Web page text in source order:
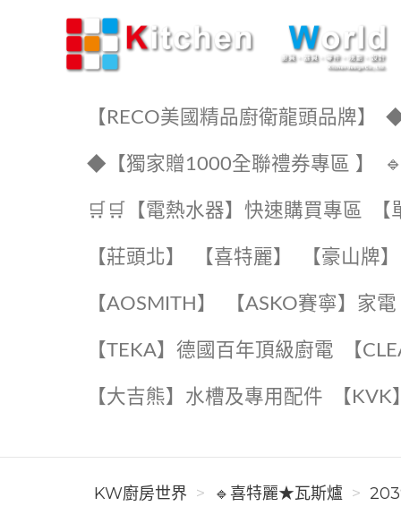
【RECO美國精品廚衛龍頭品牌】 ◆
◆【獨家贈1000全聯禮券專區 】
🛒🛒【電熱水器】快速購買專區
【莊頭北】 【喜特麗】 【豪山牌】
【AOSMITH】 【ASKO賽寧】家電
️【TEKA】️德國百年頂級廚電 【
【大吉熊】水槽及專用配件 【
KW廚房世界 🔹喜特麗★瓦斯爐